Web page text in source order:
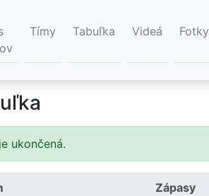
Tímy Tabuľka Videá Fotky
ukončená.
Zápasy